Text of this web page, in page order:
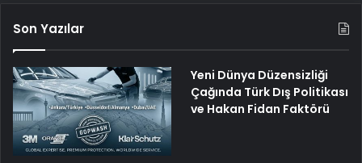
Son Yazılar
Yeni Dünya Düzensizliği
Çağında Türk Dış Politikası
ve Hakan Fidan Faktörü